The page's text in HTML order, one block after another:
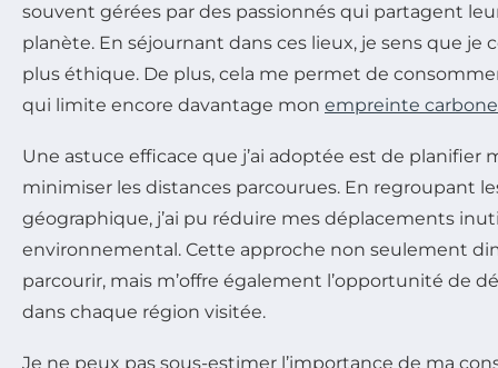
souvent gérées par des passionnés qui partagent
planète. En séjournant dans ces lieux, je sens que je
plus éthique. De plus, cela me permet de
qui limite encore davantage mon empreinte carbone
Une astuce efficace que j’ai adoptée est de planifier
minimiser les distances parcourues. En regroupant
géographique, j’ai pu réduire mes déplacements
environnemental. Cette approche non seulement
parcourir, mais m’offre également l’opportunité de
dans chaque région visitée.
Je ne peux pas sous-estimer l’importance de ma